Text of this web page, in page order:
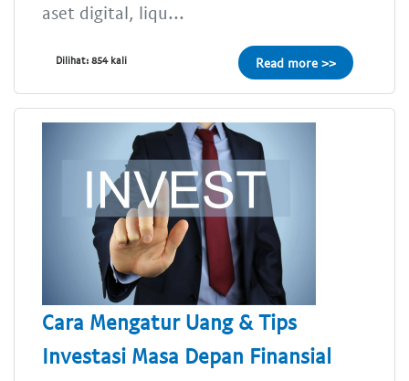
aset digital, liqu...
Dilihat: 854 kali Read more >>
Cara Mengatur Uang & Tips
Investasi Masa Depan Finansial